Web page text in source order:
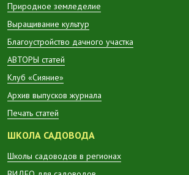
Природное земледелие
Выращивание культур
Благоустройство дачного участка
АВТОРЫ статей
Клуб «Сияние»
Архив выпусков журнала
Печать статей
ШКОЛА САДОВОДА
Школы садоводов в регионах